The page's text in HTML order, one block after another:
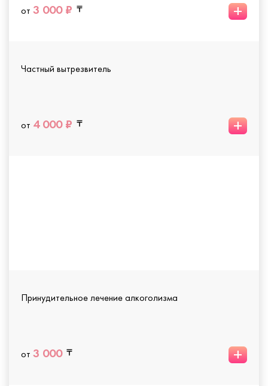
от 3 000 ₽ +
Частный вытрезвитель
от 4 000 ₽ +
Принудительное лечение алкоголизма
от 3 000 +